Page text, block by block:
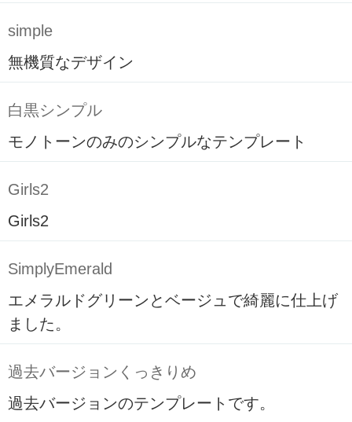
simple
無機質なデザイン
白黒シンプル
モノトーンのみのシンプルなテンプレート
Girls2
Girls2
SimplyEmerald
エメラルドグリーンとベージュで綺麗に仕上げ
ました。
過去バージョンくっきりめ
過去バージョンのテンプレートです。